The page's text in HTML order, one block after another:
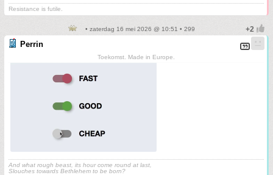
Resistance is futile.
• zaterdag 16 mei 2026 @ 10:51 • 299
Perrin
Toekomst. Made in Europe.
And what rough beast, its hour come round at last,
Slouches towards Bethlehem to be born?